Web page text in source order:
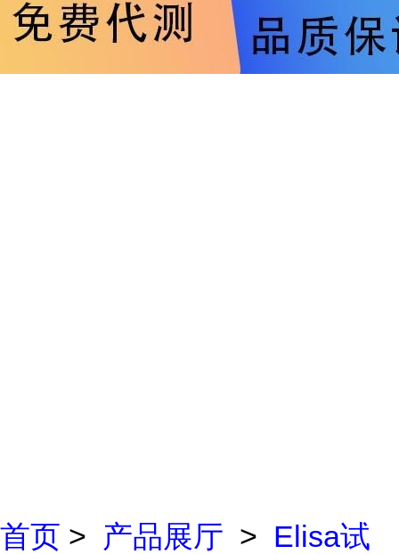
首页 > 产品展厅 > Elisa试